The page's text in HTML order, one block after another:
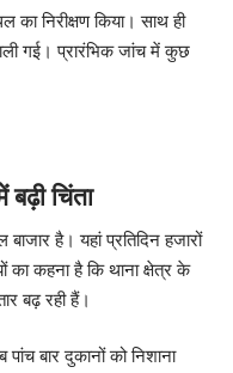
निरीक्षण किया। साथ ही
गई। प्रारंभिक जांच में कुछ
चिंता
है। यहां प्रतिदिन हजारों
का कहना है कि थाना क्षेत्र के
बढ़ रही हैं।
बार दुकानों को निशाना